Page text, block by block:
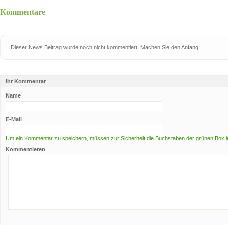
Kommentare
Dieser News Beitrag wurde noch nicht kommentiert. Machen Sie den Anfang!
Ihr Kommentar
Name
E-Mail
Um ein Kommentar zu speichern, müssen zur Sicherheit die Buchstaben der grünen
Kommentieren